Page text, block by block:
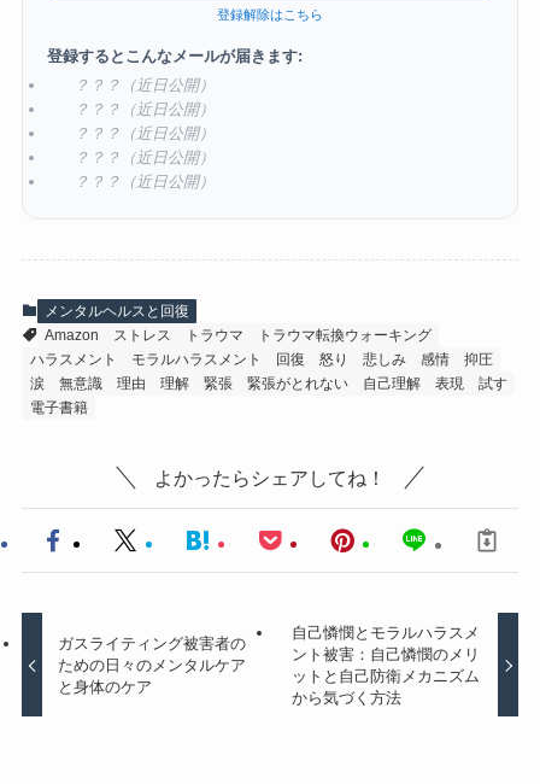
登録解除はこちら
登録するとこんなメールが届きます:
？？？（近日公開）
？？？（近日公開）
？？？（近日公開）
？？？（近日公開）
？？？（近日公開）
メンタルヘルスと回復
Amazon
ストレス トラウマ
トラウマ転換ウォーキング
ハラスメント
モラルハラスメント 回復 怒り 悲しみ 感情
抑圧
涙
無意識 理由 理解 緊張 緊張がとれない 自己理解 表現
試す
電子書籍
よかったらシェアしてね！
ガスライティング被害者の
ための日々のメンタルケア
と身体のケア
自己憐憫とモラルハラスメ
ント被害：自己憐憫のメリ
ットと自己防衛メカニズム
から気づく方法